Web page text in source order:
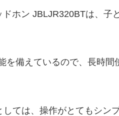
ホン JBLJR320BTは、子
を備えているので、長時
ては、操作がとてもシン